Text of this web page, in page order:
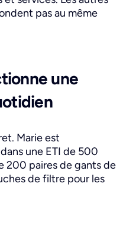
pas au même
une
Marie est
une ETI de 500
200 paires de gants de
de filtre pour les